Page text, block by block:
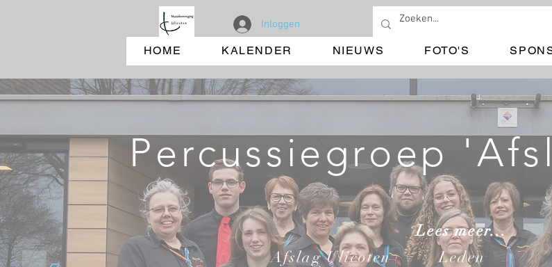
HOME KALENDER NIEUWS FOTO'S
Inloggen
Percussiegroep
Lees meer...
Afslag Ulicoten
Leden